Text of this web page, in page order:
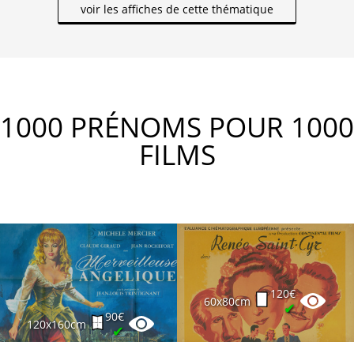
voir les affiches de cette thématique
1000 PRÉNOMS POUR 1000
FILMS
120x160cm
90€
✔
60x80cm
120€
✔